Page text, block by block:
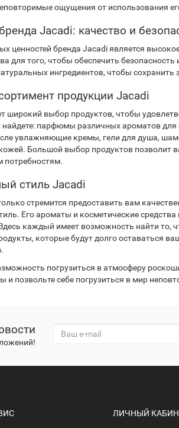
ощущения от использования
Jacadi: качество и
ценностей бренда Jacadi является
для того, чтобы обеспечить
ингредиентов, чтобы
продукции Jacadi
широкий выбор продуктов, чтобы
найдете: парфюмы различных ароматов
увлажняющие кремы, гели для душа,
Большой выбор продуктов позволит
потребностям.
стиль Jacadi
стремится предоставить вам
Его ароматы и косметические
каждый имеет возможность найти то,
которые будут долго оставаться
погрузиться в атмосферу
и позвольте себе погрузиться в мир
ЛИЧНЫЙ